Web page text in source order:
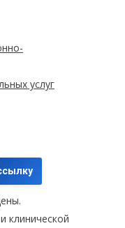
услуг
клинической